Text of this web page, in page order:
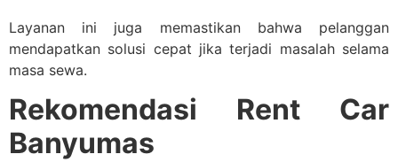
Layanan ini juga memastikan bahwa pelanggan
mendapatkan solusi cepat jika terjadi masalah selama
masa sewa.
Rekomendasi Rent Car
Banyumas